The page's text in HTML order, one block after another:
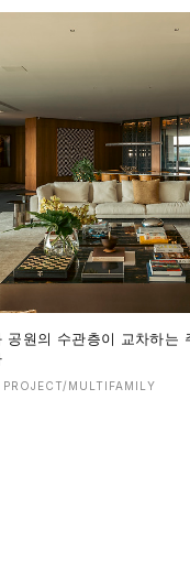
공원의 수관층이 교차하는
MULTIFAMILY